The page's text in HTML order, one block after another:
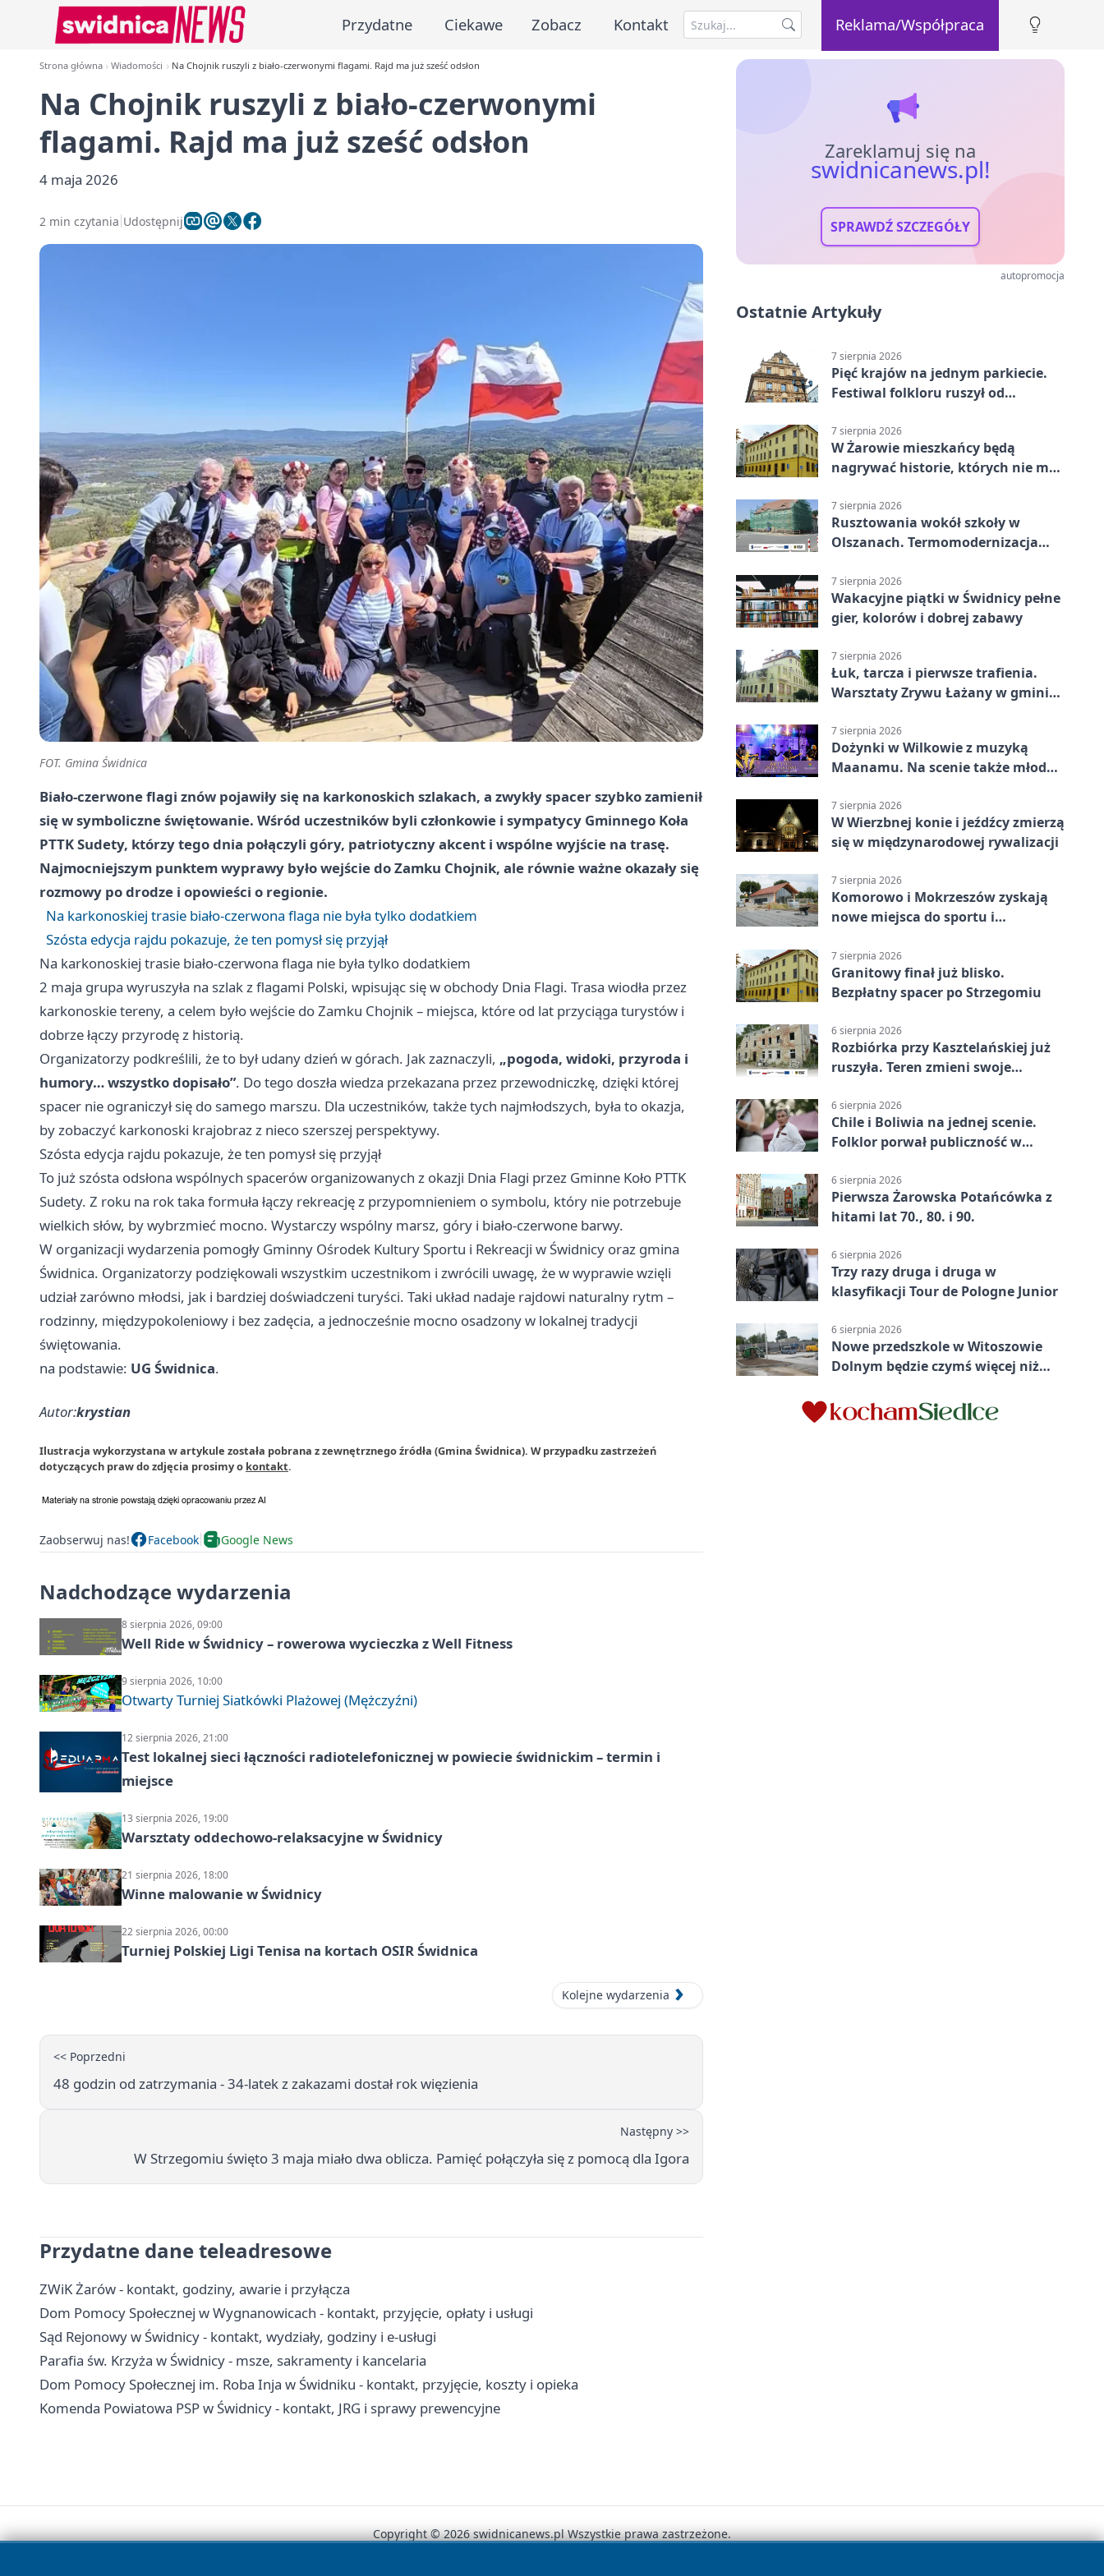
Przydatne Ciekawe Zobacz Kontakt Reklama/Współpraca
Strona główna Wiadomości Na Chojnik ruszyli z biało-czerwonymi flagami. Rajd ma już sześć odsłon
Na Chojnik ruszyli z biało-czerwonymi
flagami. Rajd ma już sześć odsłon
4 maja 2026
2 min czytania Udostępnij
FOT. Gmina Świdnica
Biało-czerwone flagi znów pojawiły się na karkonoskich szlakach, a zwykły spacer szybko zamienił
się w symboliczne świętowanie. Wśród uczestników byli członkowie i sympatycy Gminnego Koła
PTTK Sudety, którzy tego dnia połączyli góry, patriotyczny akcent i wspólne wyjście na trasę.
Najmocniejszym punktem wyprawy było wejście do Zamku Chojnik, ale równie ważne okazały się
rozmowy po drodze i opowieści o regionie.
Na karkonoskiej trasie biało-czerwona flaga nie była tylko dodatkiem
Szósta edycja rajdu pokazuje, że ten pomysł się przyjął
Na karkonoskiej trasie biało-czerwona flaga nie była tylko dodatkiem
2 maja grupa wyruszyła na szlak z flagami Polski, wpisując się w obchody Dnia Flagi. Trasa wiodła przez
karkonoskie tereny, a celem było wejście do Zamku Chojnik – miejsca, które od lat przyciąga turystów i
dobrze łączy przyrodę z historią.
Organizatorzy podkreślili, że to był udany dzień w górach. Jak zaznaczyli, „pogoda, widoki, przyroda i
humory… wszystko dopisało”. Do tego doszła wiedza przekazana przez przewodniczkę, dzięki której
spacer nie ograniczył się do samego marszu. Dla uczestników, także tych najmłodszych, była to okazja,
by zobaczyć karkonoski krajobraz z nieco szerszej perspektywy.
Szósta edycja rajdu pokazuje, że ten pomysł się przyjął
To już szósta odsłona wspólnych spacerów organizowanych z okazji Dnia Flagi przez Gminne Koło PTTK
Sudety. Z roku na rok taka formuła łączy rekreację z przypomnieniem o symbolu, który nie potrzebuje
wielkich słów, by wybrzmieć mocno. Wystarczy wspólny marsz, góry i biało-czerwone barwy.
W organizacji wydarzenia pomogły Gminny Ośrodek Kultury Sportu i Rekreacji w Świdnicy oraz gmina
Świdnica. Organizatorzy podziękowali wszystkim uczestnikom i zwrócili uwagę, że w wyprawie wzięli
udział zarówno młodsi, jak i bardziej doświadczeni turyści. Taki układ nadaje rajdowi naturalny rytm –
rodzinny, międzypokoleniowy i bez zadęcia, a jednocześnie mocno osadzony w lokalnej tradycji
świętowania.
na podstawie: UG Świdnica.
Autor:krystian
Ilustracja wykorzystana w artykule została pobrana z zewnętrznego źródła (Gmina Świdnica). W przypadku zastrzeżeń
dotyczących praw do zdjęcia prosimy o kontakt.
Zaobserwuj nas! Facebook Google News
Nadchodzące wydarzenia
8 sierpnia 2026, 09:00
Well Ride w Świdnicy – rowerowa wycieczka z Well Fitness
9 sierpnia 2026, 10:00
Otwarty Turniej Siatkówki Plażowej (Mężczyźni)
12 sierpnia 2026, 21:00
Test lokalnej sieci łączności radiotelefonicznej w powiecie świdnickim – termin i
miejsce
13 sierpnia 2026, 19:00
Warsztaty oddechowo-relaksacyjne w Świdnicy
21 sierpnia 2026, 18:00
Winne malowanie w Świdnicy
22 sierpnia 2026, 00:00
Turniej Polskiej Ligi Tenisa na kortach OSIR Świdnica
Kolejne wydarzenia
<< Poprzedni
48 godzin od zatrzymania - 34-latek z zakazami dostał rok więzienia
Następny >>
W Strzegomiu święto 3 maja miało dwa oblicza. Pamięć połączyła się z pomocą dla Igora
Przydatne dane teleadresowe
ZWiK Żarów - kontakt, godziny, awarie i przyłącza
Dom Pomocy Społecznej w Wygnanowicach - kontakt, przyjęcie, opłaty i usługi
Sąd Rejonowy w Świdnicy - kontakt, wydziały, godziny i e-usługi
Parafia św. Krzyża w Świdnicy - msze, sakramenty i kancelaria
Dom Pomocy Społecznej im. Roba Inja w Świdniku - kontakt, przyjęcie, koszty i opieka
Komenda Powiatowa PSP w Świdnicy - kontakt, JRG i sprawy prewencyjne
Zareklamuj się na
swidnicanews.pl!
SPRAWDŹ SZCZEGÓŁY
autopromocja
Ostatnie Artykuły
7 sierpnia 2026
Pięć krajów na jednym parkiecie.
Festiwal folkloru ruszył od
7 sierpnia 2026
W Żarowie mieszkańcy będą
nagrywać historie, których nie ma
7 sierpnia 2026
Rusztowania wokół szkoły w
Olszanach. Termomodernizacja
7 sierpnia 2026
Wakacyjne piątki w Świdnicy pełne
gier, kolorów i dobrej zabawy
7 sierpnia 2026
Łuk, tarcza i pierwsze trafienia.
Warsztaty Zrywu Łażany w gminie
7 sierpnia 2026
Dożynki w Wilkowie z muzyką
Maanamu. Na scenie także młode
7 sierpnia 2026
W Wierzbnej konie i jeźdźcy zmierzą
się w międzynarodowej rywalizacji
7 sierpnia 2026
Komorowo i Mokrzeszów zyskają
nowe miejsca do sportu i
7 sierpnia 2026
Granitowy finał już blisko.
Bezpłatny spacer po Strzegomiu
6 sierpnia 2026
Rozbiórka przy Kasztelańskiej już
ruszyła. Teren zmieni swoje
6 sierpnia 2026
Chile i Boliwia na jednej scenie.
Folklor porwał publiczność w
6 sierpnia 2026
Pierwsza Żarowska Potańcówka z
hitami lat 70., 80. i 90.
6 sierpnia 2026
Trzy razy druga i druga w
klasyfikacji Tour de Pologne Junior
6 sierpnia 2026
Nowe przedszkole w Witoszowie
Dolnym będzie czymś więcej niż
Copyright © 2026 swidnicanews.pl Wszystkie prawa zastrzeżone.